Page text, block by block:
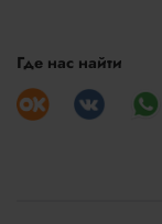
Где нас найти